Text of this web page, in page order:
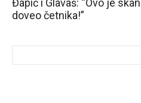
Đapić i Glavaš: “Ovo je
doveo četnika!”